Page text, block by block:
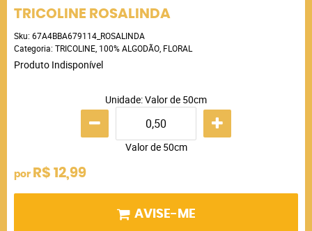
TRICOLINE ROSALINDA
Sku: 67A4BBA679114_ROSALINDA
Categoria: TRICOLINE 100% ALGODÃO FLORAL
Produto Indisponível
Unidade: Valor de 50cm
Valor de 50cm
por R$ 12,99
AVISE-ME